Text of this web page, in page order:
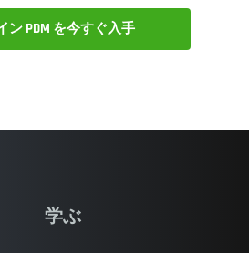
ン PDM を今すぐ入手
学ぶ